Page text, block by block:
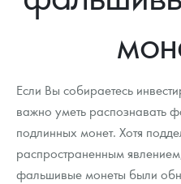
Памятные монеты России и СССР
Монеты Царской России
Монеты стран мира после 1950г
Георгий Победоносец
Золотой червонец Сеятель
Золотые слитки
Аксессуары
Выкуп монет
Выкуп серебряных монет
Вопрос - ответ
Памятка для работы с монетами
Распродажа монет и жетонов
Итоги 2025 года. Прогноз
2026 год
Cтатьи
Георгий Победоносец - динамика
Курс золота и серебра
Лом выкуп
Скупка слитков
Контакты
Наши преимущества
Если Вы собираетесь
важно уметь распознавать
подлинных монет. Хотя
распространенным
фальшивые монеты были